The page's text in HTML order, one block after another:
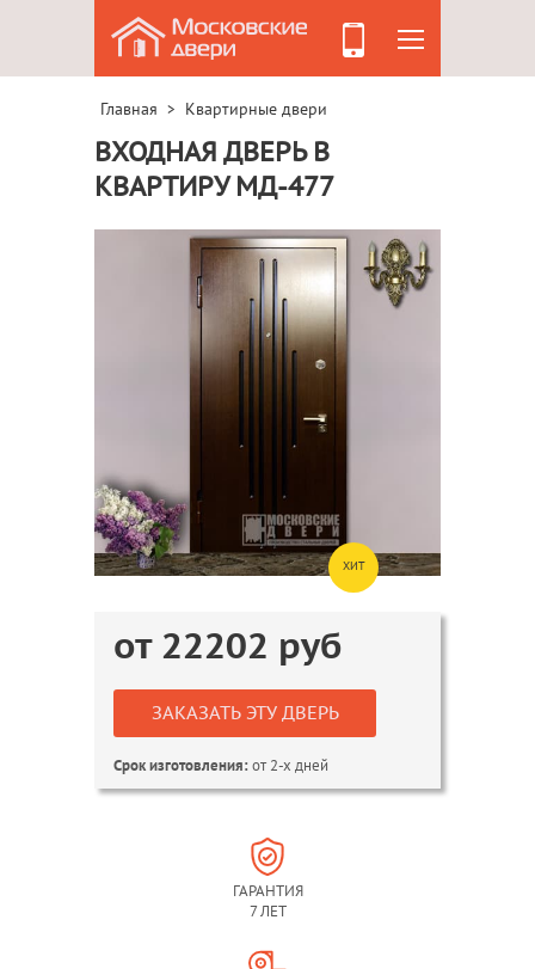
Главная > Квартирные двери
ВХОДНАЯ ДВЕРЬ В
КВАРТИРУ МД-477
ХИТ
от 22202 руб
ЗАКАЗАТЬ ЭТУ ДВЕРЬ
Срок изготовления:от 2-х дней
ГАРАНТИЯ
7 ЛЕТ